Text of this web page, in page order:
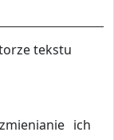
tekstu
ich